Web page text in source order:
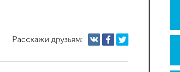
Расскажи друзьям: